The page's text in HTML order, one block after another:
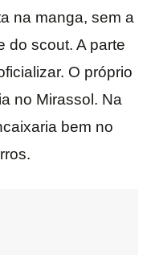
na manga, sem a
do scout. A parte
O próprio
no Mirassol. Na
bem no